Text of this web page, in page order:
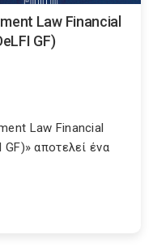
Law Financial
GF)
Law Financial
αποτελεί ένα